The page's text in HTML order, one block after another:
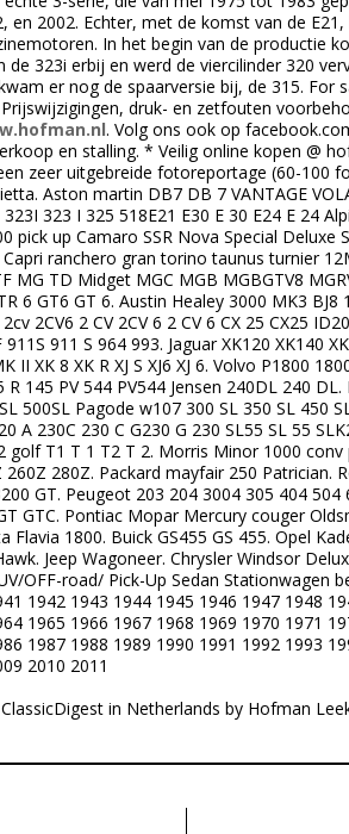
en 2002. Echter, met de komst van de
In het begin van de productie
de 323i erbij en werd de viercilinder 320
er nog de spaarversie bij, de 315. For
druk- en zetfouten
. Volg ons ook op
en stalling. * Veilig online kopen @
zeer uitgebreide fotoreportage (60-100
Aston martin DB7 DB 7 VANTAGE
323 I 325 518E21 E30 E 30 E24 E 24
pick up Camaro SSR Nova Special
ranchero gran torino taunus turnier
MG TD Midget MGC MGB MGBGTV8
6 GT6 GT 6. Austin Healey 3000 MK3
2CV6 2 CV 2CV 6 2 CV 6 CX 25 CX25
911 S 964 993. Jaguar XK120 XK140
II XK 8 XK R XJ S XJ6 XJ 6. Volvo P1800
R 145 PV 544 PV544 Jensen 240DL 240
500SL Pagode w107 300 SL 350 SL 450
A 230C 230 C G230 G 230 SL55 SL 55
golf T1 T 1 T2 T 2. Morris Minor 1000 conv
280Z. Packard mayfair 250 Patrician.
GT. Peugeot 203 204 3004 305 404 504
GTC. Pontiac Mopar Mercury couger
Flavia 1800. Buick GS455 GS 455. Opel
Jeep Wagoneer. Chrysler Windsor
OFF-road/ Pick-Up Sedan Stationwagen
1942 1943 1944 1945 1946 1947 1948
1965 1966 1967 1968 1969 1970 1971
1987 1988 1989 1990 1991 1992 1993
2010 2011
in Netherlands by Hofman